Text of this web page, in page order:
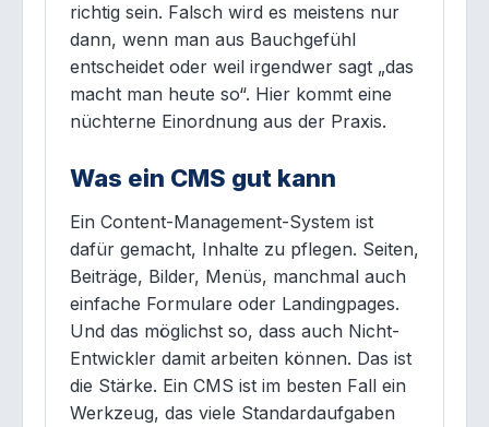
richtig sein. Falsch wird es meistens nur
dann, wenn man aus Bauchgefühl
entscheidet oder weil irgendwer sagt „das
macht man heute so“. Hier kommt eine
nüchterne Einordnung aus der Praxis.
Was ein CMS gut kann
Ein Content-Management-System ist
dafür gemacht, Inhalte zu pflegen. Seiten,
Beiträge, Bilder, Menüs, manchmal auch
einfache Formulare oder Landingpages.
Und das möglichst so, dass auch Nicht-
Entwickler damit arbeiten können. Das ist
die Stärke. Ein CMS ist im besten Fall ein
Werkzeug, das viele Standardaufgaben